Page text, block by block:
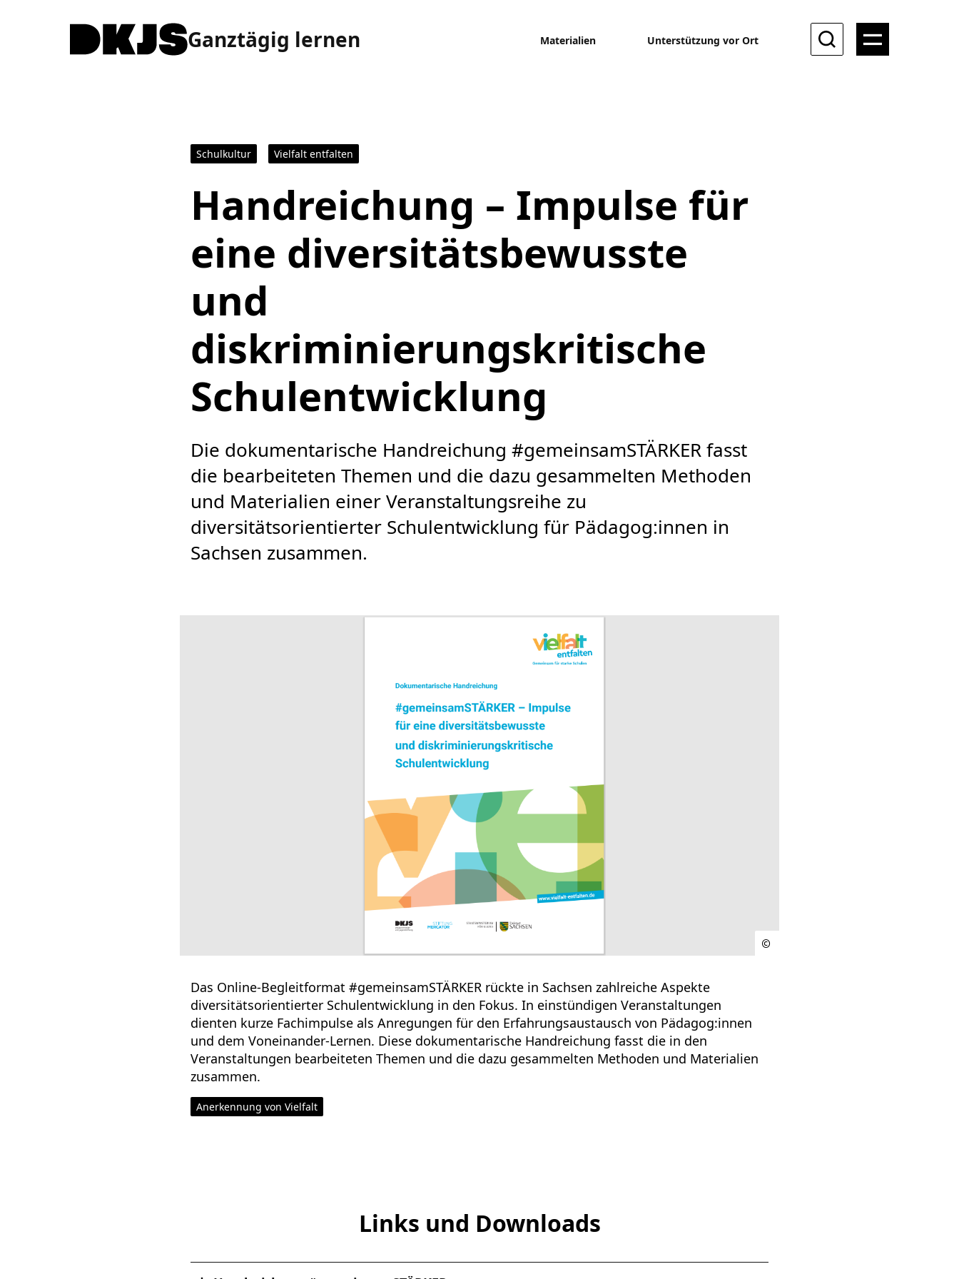
Ganztägig lernen Materialien Unterstützung vor Ort
Schulkultur Vielfalt entfalten
Handreichung – Impulse für
eine diversitätsbewusste
und
diskriminierungskritische
Schulentwicklung
Die dokumentarische Handreichung #gemeinsamSTÄRKER fasst
die bearbeiteten Themen und die dazu gesammelten Methoden
und Materialien einer Veranstaltungsreihe zu
diversitätsorientierter Schulentwicklung für Pädagog:innen in
Sachsen zusammen.
Das Online-Begleitformat #gemeinsamSTÄRKER rückte in Sachsen zahlreiche Aspekte
diversitätsorientierter Schulentwicklung in den Fokus. In einstündigen Veranstaltungen
dienten kurze Fachimpulse als Anregungen für den Erfahrungsaustausch von Pädagog:innen
und dem Voneinander-Lernen. Diese dokumentarische Handreichung fasst die in den
Veranstaltungen bearbeiteten Themen und die dazu gesammelten Methoden und Materialien
zusammen.
Anerkennung von Vielfalt
Links und Downloads